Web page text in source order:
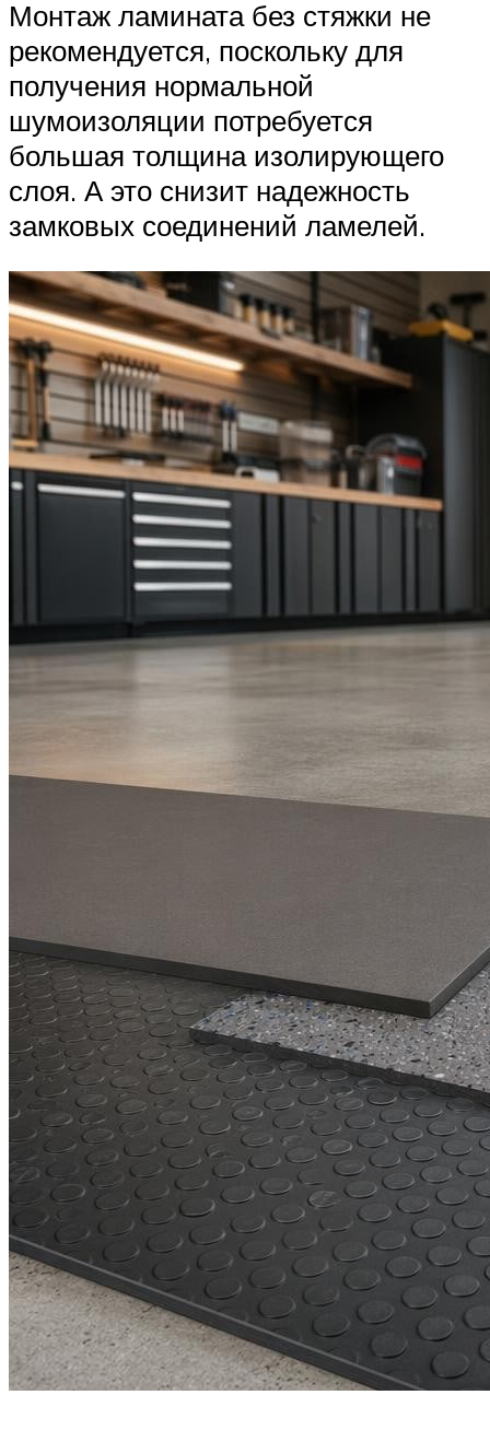
Монтаж ламината без стяжки не
рекомендуется, поскольку для
получения нормальной
шумоизоляции потребуется
большая толщина изолирующего
слоя. А это снизит надежность
замковых соединений ламелей.